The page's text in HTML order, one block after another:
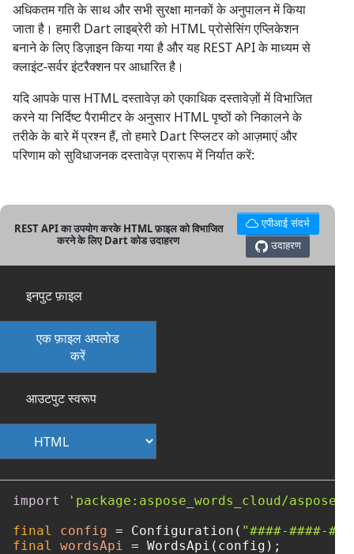
अधिकतम गति के साथ और सभी सुरक्षा मानकों के अनुपालन में किया
जाता है। हमारी Dart लाइब्रेरी को HTML प्रोसेसिंग एप्लिकेशन
बनाने के लिए डिज़ाइन किया गया है और यह REST API के माध्यम से
क्लाइंट-सर्वर इंटरैक्शन पर आधारित है।
यदि आपके पास HTML दस्तावेज़ को एकाधिक दस्तावेज़ों में विभाजित
करने या निर्दिष्ट पैरामीटर के अनुसार HTML पृष्ठों को निकालने के
तरीके के बारे में प्रश्न हैं, तो हमारे Dart स्प्लिटर को आज़माएं और
परिणाम को सुविधाजनक दस्तावेज़ प्रारूप में निर्यात करें:
REST API का उपयोग करके HTML फ़ाइल को विभाजित
करने के लिए Dart कोड उदाहरण
एपीआई संदर्भ
उदाहरण
इनपुट फ़ाइल
एक फ़ाइल अपलोड
करें
आउटपुट स्वरूप
import
'package:aspose_words_cloud/
final
config = Configuration( "####-####-
final
wordsApi = WordsApi(config);